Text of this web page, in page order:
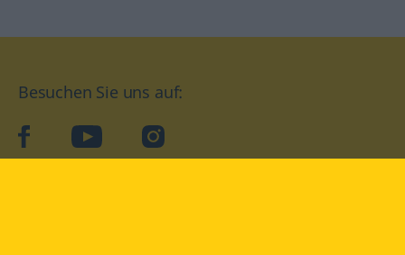
Besuchen Sie uns auf:
facebookYouTube Instagram